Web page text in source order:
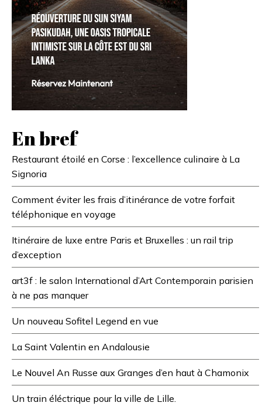
En bref
Restaurant étoilé en Corse : l’excellence culinaire à La
Signoria
Comment éviter les frais d’itinérance de votre forfait
téléphonique en voyage
Itinéraire de luxe entre Paris et Bruxelles : un rail trip
d’exception
art3f : le salon International d’Art Contemporain parisien
à ne pas manquer
Un nouveau Sofitel Legend en vue
La Saint Valentin en Andalousie
Le Nouvel An Russe aux Granges d’en haut à Chamonix
Un train éléctrique pour la ville de Lille.